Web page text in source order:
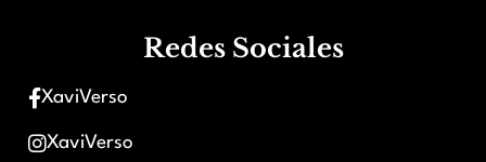
Redes Sociales
XaviVerso
XaviVerso